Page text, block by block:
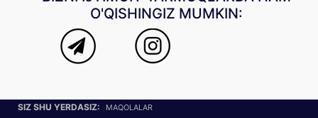
O'QISHINGIZ MUMKIN:
SIZ SHU YERDASIZ: MAQOLALAR